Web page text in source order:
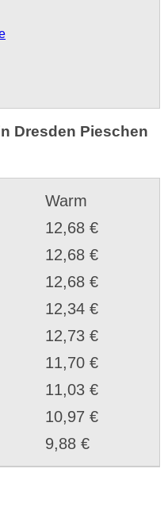
Dresden Pieschen
Warm
12,68 €
12,68 €
12,68 €
12,34 €
12,73 €
11,70 €
11,03 €
10,97 €
9,88 €